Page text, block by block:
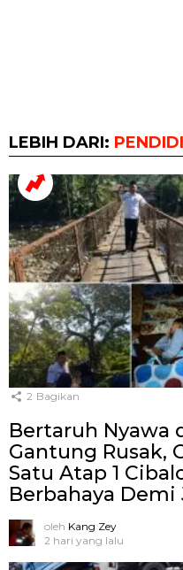
LEBIH DARI:
2 Bagikan
Bertaruh Nyawa
Gantung Rusak,
Satu Atap 1
Berbahaya Demi
oleh Kang Zey
2 hari yang lalu